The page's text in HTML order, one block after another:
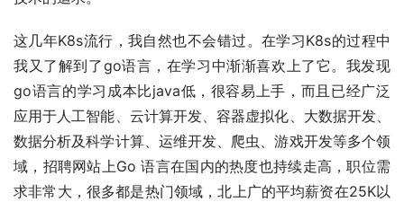
这几年K8s流行，我自然也不会错过。在学习K8s的过程中
我又了解到了go语言，在学习中渐渐喜欢上了它。我发现
go语言的学习成本比java低，很容易上手，而且已经广泛
应用于人工智能、云计算开发、容器虚拟化、大数据开发、
数据分析及科学计算、运维开发、爬虫、游戏开发等多个领
域，招聘网站上Go 语言在国内的热度也持续走高，职位需
求非常大，很多都是热门领域，北上广的平均薪资在25K以